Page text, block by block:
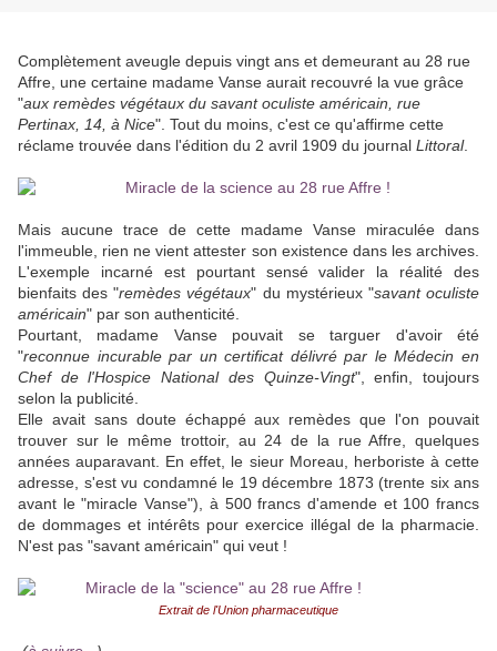
Complètement aveugle depuis vingt ans et demeurant au 28 rue
Affre, une certaine madame Vanse aurait recouvré la vue grâce
"aux remèdes végétaux du savant oculiste américain, rue
Pertinax, 14, à Nice". Tout du moins, c'est ce qu'affirme cette
réclame trouvée dans l'édition du 2 avril 1909 du journal Littoral.
Mais aucune trace de cette madame Vanse miraculée dans
l'immeuble, rien ne vient attester son existence dans les archives.
L'exemple incarné est pourtant sensé valider la réalité des
bienfaits des "remèdes végétaux" du mystérieux "savant oculiste
américain" par son authenticité.
Pourtant, madame Vanse pouvait se targuer d'avoir été
"reconnue incurable par un certificat délivré par le Médecin en
Chef de l'Hospice National des Quinze-Vingt", enfin, toujours
selon la publicité.
Elle avait sans doute échappé aux remèdes que l'on pouvait
trouver sur le même trottoir, au 24 de la rue Affre, quelques
années auparavant. En effet, le sieur Moreau, herboriste à cette
adresse, s'est vu condamné le 19 décembre 1873 (trente six ans
avant le "miracle Vanse"), à 500 francs d'amende et 100 francs
de dommages et intérêts pour exercice illégal de la pharmacie.
N'est pas "savant américain" qui veut !
Extrait de l'Union pharmaceutique